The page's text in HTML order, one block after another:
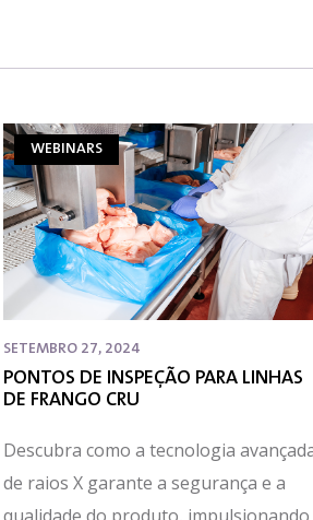
WEBINARS
SETEMBRO 27, 2024
PONTOS DE INSPEÇÃO PARA LINHAS
DE FRANGO CRU
Descubra como a tecnologia
de raios X garante a segurança e a
qualidade do produto, impulsionando